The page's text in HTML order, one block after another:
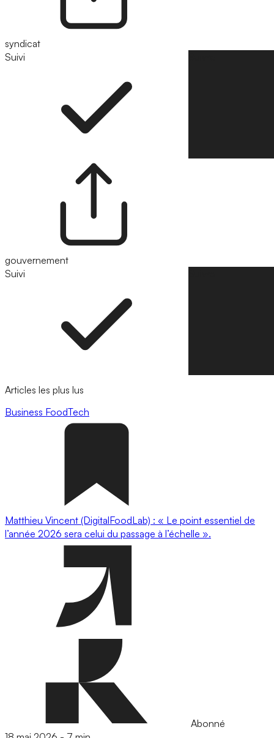
syndicat
Suivi
gouvernement
Suivi
Articles les plus lus
Business FoodTech
Matthieu Vincent (DigitalFoodLab) : « Le point essentiel de
l’année 2026 sera celui du passage à l’échelle ».
Abonné